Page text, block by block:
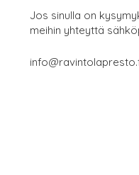
Jos sinulla on
meihin yhteyttä